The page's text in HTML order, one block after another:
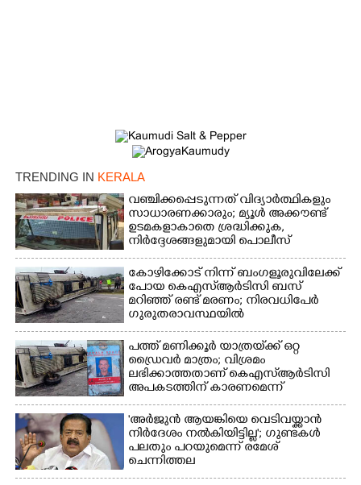
TRENDING IN KERALA
വഞ്ചിക്കപ്പെടുന്നത് വിദ്യാർത്ഥികളും
സാധാരണക്കാരും; മ്യൂൾ അക്കൗണ്ട്
ഉടമകളാകാതെ ശ്രദ്ധിക്കുക,
നിർദ്ദേശങ്ങളുമായി പൊലീസ്
കോഴിക്കോട് നിന്ന് ബംഗളൂരുവിലേക്ക്
പോയ കെഎസ്‌ആർടിസി ബസ്
മറിഞ്ഞ് രണ്ട് മരണം; നിരവധിപേർ
ഗുരുതരാവസ്ഥയിൽ
പത്ത് മണിക്കൂർ യാത്രയ്‌ക്ക് ഒറ്റ
ഡ്രൈവർ മാത്രം; വിശ്രമം
ലഭിക്കാത്തതാണ് കെഎസ്‌ആർടിസി
അപകടത്തിന് കാരണമെന്ന്
വിമർശനം
'അർജുൻ ആയങ്കിയെ വെടിവയ്ക്കാൻ
നിർദേശം നൽകിയിട്ടില്ല'; ഗുണ്ടകൾ
പലതും പറയുമെന്ന് രമേശ്
ചെന്നിത്തല
×
Share this link